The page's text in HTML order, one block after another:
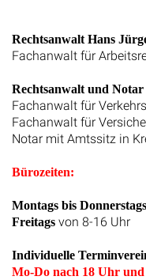
Rechtsanwalt Hans
Fachanwalt für
Rechtsanwalt und
Fachanwalt für
Fachanwalt für
Notar mit Amtssitz in
Bürozeiten:
Montags bis Donnerstags
Freitags von 8-16 Uhr
Individuelle
Mo-Do nach 18 Uhr und